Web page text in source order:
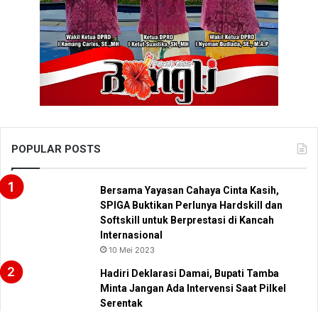
POPULAR POSTS
Bersama Yayasan Cahaya Cinta Kasih,
SPIGA Buktikan Perlunya Hardskill dan
Softskill untuk Berprestasi di Kancah
Internasional
10 Mei 2023
Hadiri Deklarasi Damai, Bupati Tamba
Minta Jangan Ada Intervensi Saat Pilkel
Serentak